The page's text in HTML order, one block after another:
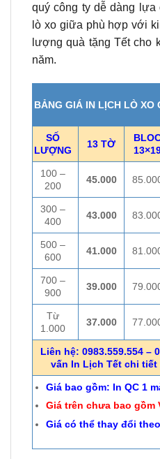
quý công ty dễ dàng lựa
lò xo giữa phù hợp với
lượng quà tặng Tết cho
năm.
BẢNG GIÁ IN LỊCH LÒ XO
SỐ
LƯỢNG
13 TỜ
100 –
200
45.000
300 –
400
43.000
500 –
600
41.000
700 –
900
39.000
Từ
1.000
37.000
Liên hệ: 0983.559.554 –
vấn In Lịch Tết chi
Giá bao gồm: In QC 1
Giá trên chưa bao gồm
Giá có thể thay đổi